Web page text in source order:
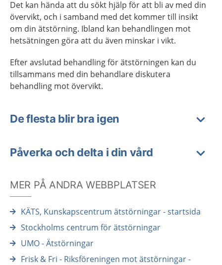
Det kan hända att du sökt hjälp för att bli av med din
övervikt, och i samband med det kommer till insikt
om din ätstörning. Ibland kan behandlingen mot
hetsätningen göra att du även minskar i vikt.
Efter avslutad behandling för ätstörningen kan du
tillsammans med din behandlare diskutera
behandling mot övervikt.
De flesta blir bra igen
Påverka och delta i din vård
MER PÅ ANDRA WEBBPLATSER
KÄTS, Kunskapscentrum ätstörningar - startsida
Stockholms centrum för ätstörningar
UMO - Ätstörningar
Frisk & Fri - Riksföreningen mot ätstörningar -